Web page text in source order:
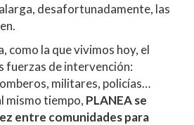
desafortunadamente, las
como la que vivimos hoy, el
fuerzas de intervención:
militares, policías…
mismo tiempo, PLANEA se
entre comunidades para